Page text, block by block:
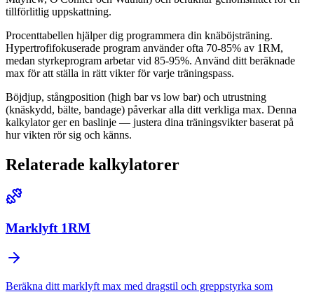
tillförlitlig uppskattning.
Procenttabellen hjälper dig programmera din knäböjsträning.
Hypertrofifokuserade program använder ofta 70-85% av 1RM,
medan styrkeprogram arbetar vid 85-95%. Använd ditt beräknade
max för att ställa in rätt vikter för varje träningspass.
Böjdjup, stångposition (high bar vs low bar) och utrustning
(knäskydd, bälte, bandage) påverkar alla ditt verkliga max. Denna
kalkylator ger en baslinje — justera dina träningsvikter baserat på
hur vikten rör sig och känns.
Relaterade kalkylatorer
Marklyft 1RM
Beräkna ditt marklyft max med dragstil och greppstyrka som